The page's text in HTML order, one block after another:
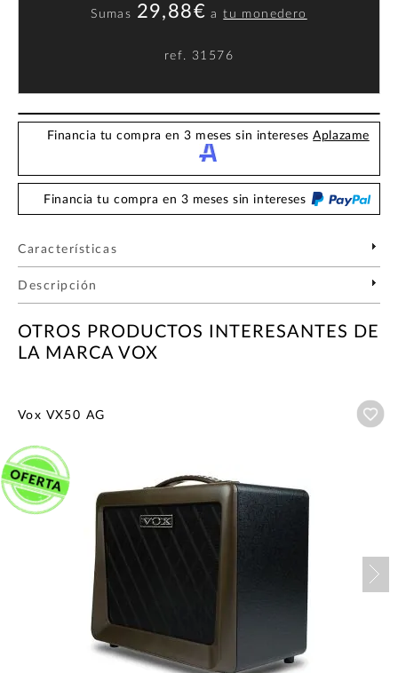
Sumas 29,88€ atu monedero
ref. 31576
Financia tu compra en 3 meses sin interesesAplazame
Financia tu compra en 3 meses sin intereses
Características
Descripción
OTROS PRODUCTOS INTERESANTES DE
LA MARCA VOX
Vox VX50 AG